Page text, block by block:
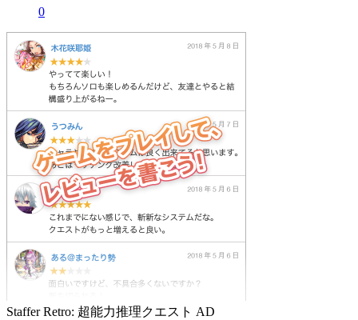
0
Staffer Retro: 超能力推理クエスト AD